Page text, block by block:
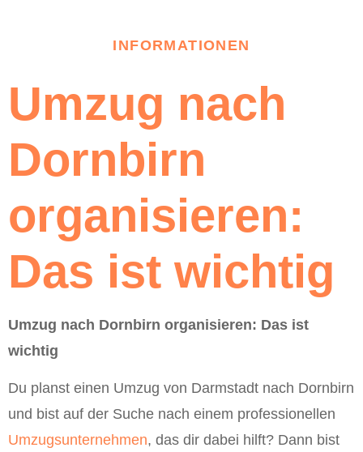
INFORMATIONEN
Umzug nach
Dornbirn
organisieren:
Das ist wichtig
Umzug nach Dornbirn organisieren: Das ist
wichtig
Du planst einen Umzug von Darmstadt nach Dornbirn
und bist auf der Suche nach einem professionellen
Umzugsunternehmen, das dir dabei hilft? Dann bist